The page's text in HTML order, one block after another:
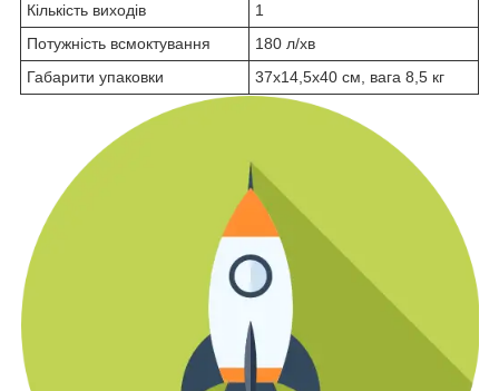
Кількість виходів
1
Потужність всмоктування
180 л/хв
Габарити упаковки
37х14,5х40 см, вага 8,5 кг